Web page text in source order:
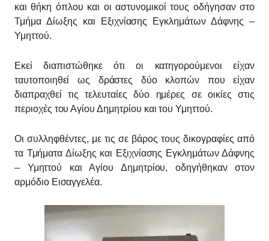
και θήκη όπλου και οι αστυνομικοί τους οδήγησαν στο
Τμήμα Δίωξης και Εξιχνίασης Εγκλημάτων Δάφνης –
Υμηττού.
Εκεί διαπιστώθηκε ότι οι κατηγορούμενοι είχαν
ταυτοποιηθεί ως δράστες δύο κλοπών που είχαν
διαπραχθεί τις τελευταίες δύο ημέρες σε οικίες στις
περιοχές του Αγίου Δημητρίου και του Υμηττού.
Οι συλληφθέντες, με τις σε βάρος τους δικογραφίες από
τα Τμήματα Δίωξης και Εξιχνίασης Εγκλημάτων Δάφνης
– Υμηττού και Αγίου Δημητρίου, οδηγήθηκαν στον
αρμόδιο Εισαγγελέα.